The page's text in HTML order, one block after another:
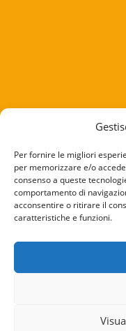
Per fornire le migliori
per memorizzare e/o
consenso a queste
comportamento di
acconsentire o ritirare il
caratteristiche e funzioni.